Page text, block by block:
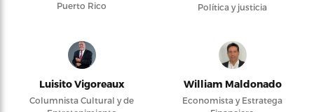
Puerto Rico
Política y justicia
Luisito Vigoreaux
Columnista Cultural y de
William Maldonado
Economista y Estratega